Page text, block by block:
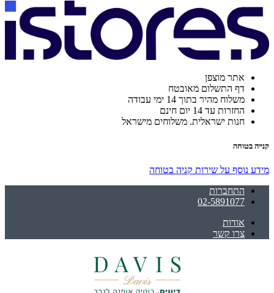
אתר מוצפן
דף התשלום מאובטח
משלוח מהיר בתוך 14 ימי עבודה
החזרות עד 14 יום חינם
חנות ישראלית. משלוחים מישראל
קנייה בטוחה
מידע נוסף על שירות קניה בטוחה
התחברות
02-5891077
אודות
צרו קשר